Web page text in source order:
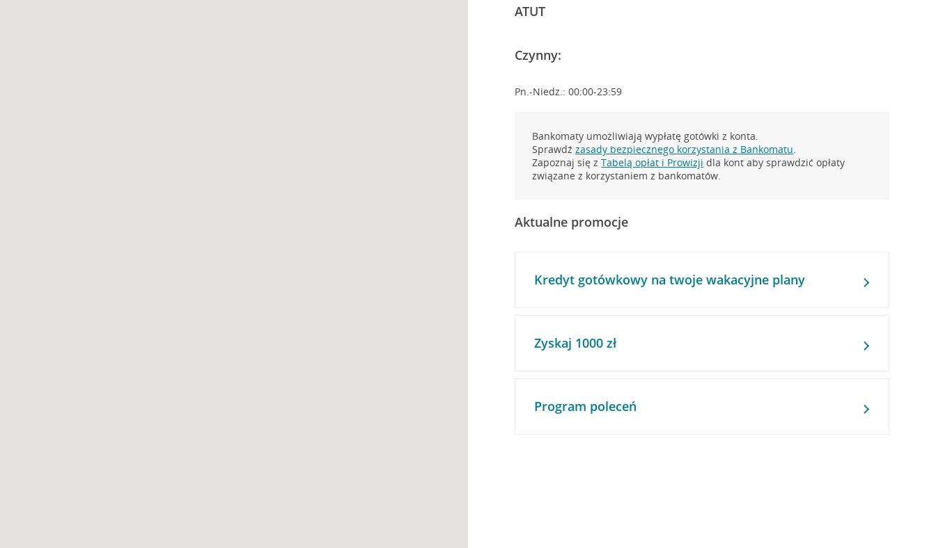
ATUT
Czynny:
Pn.-Niedz.: 00:00-23:59
Bankomaty umożliwiają wypłatę gotówki z konta.
Sprawdźzasady bezpiecznego korzystania z Bankomatu.
Zapoznaj się zTabelą opłat i Prowizji dla kont aby sprawdzić opłaty
związane z korzystaniem z bankomatów.
Aktualne promocje
Kredyt gotówkowy na twoje wakacyjne plany
Zyskaj 1000 zł
Program poleceń